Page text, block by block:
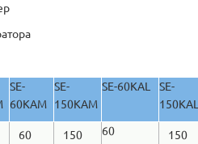
SE-
60KAM
SE-
150KAM
SE-60KAL
SE-
60 150 60 150